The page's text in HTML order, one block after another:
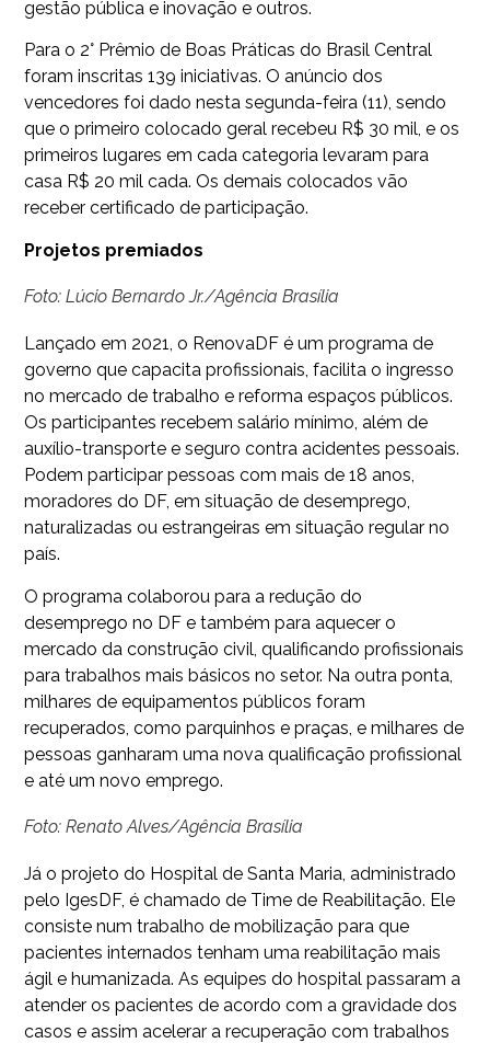
gestão pública e inovação e outros.
Para o 2° Prêmio de Boas Práticas do Brasil Central
foram inscritas 139 iniciativas. O anúncio dos
vencedores foi dado nesta segunda-feira (11), sendo
que o primeiro colocado geral recebeu R$ 30 mil, e os
primeiros lugares em cada categoria levaram para
casa R$ 20 mil cada. Os demais colocados vão
receber certificado de participação.
Projetos premiados
Foto: Lúcio Bernardo Jr./Agência Brasília
Lançado em 2021, o RenovaDF é um programa de
governo que capacita profissionais, facilita o ingresso
no mercado de trabalho e reforma espaços públicos.
Os participantes recebem salário mínimo, além de
auxílio-transporte e seguro contra acidentes pessoais.
Podem participar pessoas com mais de 18 anos,
moradores do DF, em situação de desemprego,
naturalizadas ou estrangeiras em situação regular no
país.
O programa colaborou para a redução do
desemprego no DF e também para aquecer o
mercado da construção civil, qualificando profissionais
para trabalhos mais básicos no setor. Na outra ponta,
milhares de equipamentos públicos foram
recuperados, como parquinhos e praças, e milhares de
pessoas ganharam uma nova qualificação profissional
e até um novo emprego.
Foto: Renato Alves/Agência Brasília
Já o projeto do Hospital de Santa Maria, administrado
pelo IgesDF, é chamado de Time de Reabilitação. Ele
consiste num trabalho de mobilização para que
pacientes internados tenham uma reabilitação mais
ágil e humanizada. As equipes do hospital passaram a
atender os pacientes de acordo com a gravidade dos
casos e assim acelerar a recuperação com trabalhos